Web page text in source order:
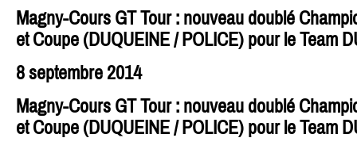
Magny-Cours GT Tour : nouveau doublé
et Coupe (DUQUEINE / POLICE) pour le Team
8 septembre 2014
Magny-Cours GT Tour : nouveau doublé
et Coupe (DUQUEINE / POLICE) pour le Team